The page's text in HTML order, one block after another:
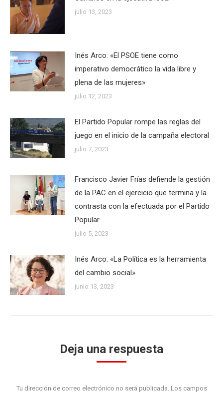
julio 13, 2023
Inés Arco: «El PSOE tiene como
imperativo democrático la vida libre y
plena de las mujeres»
julio 12, 2023
El Partido Popular rompe las reglas del
juego en el inicio de la campaña electoral
julio 7, 2023
Francisco Javier Frías defiende la gestión
de la PAC en el ejercicio que termina y la
contrasta con la efectuada por el Partido
Popular
julio 5, 2023
Inés Arco: «La Política es la herramienta
del cambio social»
junio 13, 2023
Deja una respuesta
Tu dirección de correo electrónico no será publicada. Los campos